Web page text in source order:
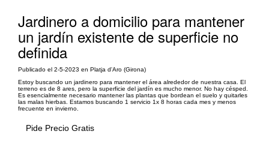
Jardinero a domicilio para mantener
un jardín existente de superficie no
definida
Publicado el 2-5-2023 en Platja d'Aro (Girona)
Estoy buscando un jardinero para mantener el área alrededor de nuestra casa. El
terreno es de 8 ares, pero la superficie del jardín es mucho menor. No hay césped.
Es esencialmente necesario mantener las plantas que bordean el suelo y quitarles
las malas hierbas. Estamos buscando 1 servicio 1x 8 horas cada mes y menos
frecuente en invierno.
Pide Precio Gratis